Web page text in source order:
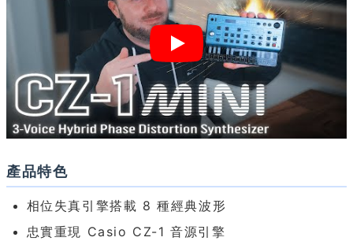
產品特色
相位失真引擎搭載 8 種經典波形
忠實重現 Casio CZ-1 音源引擎